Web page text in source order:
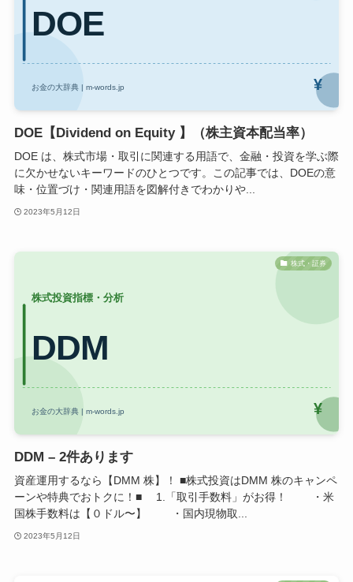
DOE【Dividend on Equity 】（株主資本配当率）
DOE は、株式市場・取引に関連する用語で、金融・投資を学ぶ際
に欠かせないキーワードのひとつです。この記事では、DOEの意
味・位置づけ・関連用語を図解付きでわかりや...
2023年5月12日
株式・証券
DDM – 2件あります
資産運用するなら【DMM 株】！ ■株式投資はDMM 株のキャンペ
ーンや特典でおトクに！■ 1.「取引手数料」がお得！ ・米
国株手数料は【０ドル〜】 ・国内現物取...
2023年5月12日